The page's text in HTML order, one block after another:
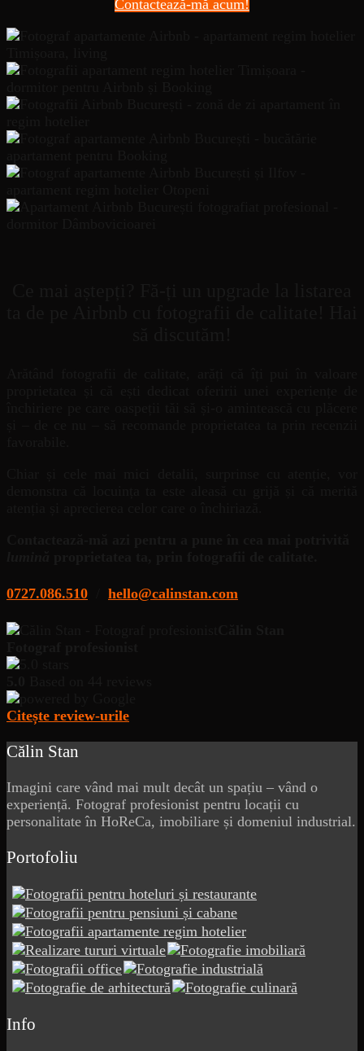
Contactează-mă acum!
0727.086.510 hello@calinstan.com
Citește review-urile
Călin Stan
Imagini care vând mai mult decât un spațiu – vând o
experiență. Fotograf profesionist pentru locații cu
personalitate în HoReCa, imobiliare și domeniul industrial.
Portofoliu
Info